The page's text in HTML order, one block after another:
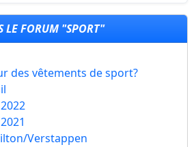
LE FORUM "SPORT"
des vêtements de sport?
Verstappen